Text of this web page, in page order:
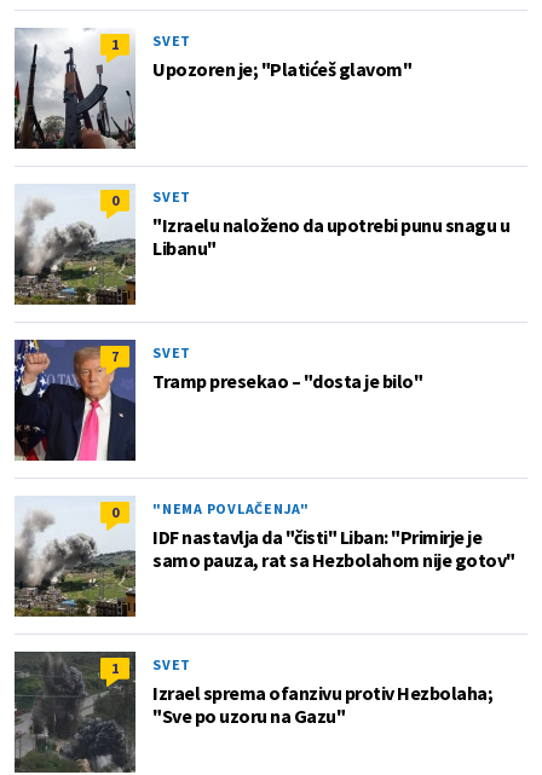
1 SVET
Upozoren je; "Platićeš glavom"
0 SVET
"Izraelu naloženo da upotrebi punu snagu u
Libanu"
7 SVET
Tramp presekao – "dosta je bilo"
0 "NEMA POVLAČENJA"
IDF nastavlja da "čisti" Liban: "Primirje je
samo pauza, rat sa Hezbolahom nije gotov"
1 SVET
Izrael sprema ofanzivu protiv Hezbolaha;
"Sve po uzoru na Gazu"